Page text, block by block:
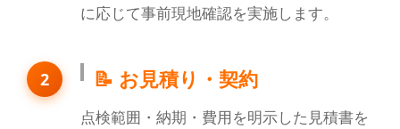
に応じて事前現地確認を実施します。
2 📝 お見積り・契約
点検範囲・納期・費用を明示した見積書を